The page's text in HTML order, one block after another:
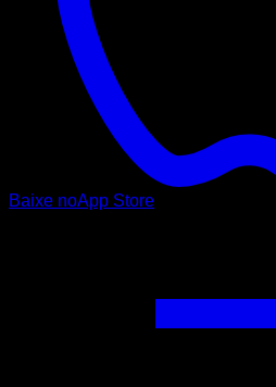
Baixe noApp Store